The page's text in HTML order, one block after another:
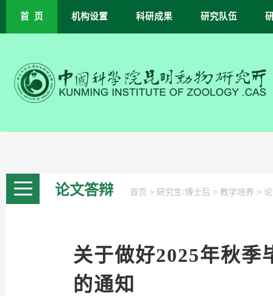
首 页 机构设置 科研成果 研究队伍
论文答辩 首页 > 研究生/博士后 > 教学培养 >
关于做好2025年秋季
的通知